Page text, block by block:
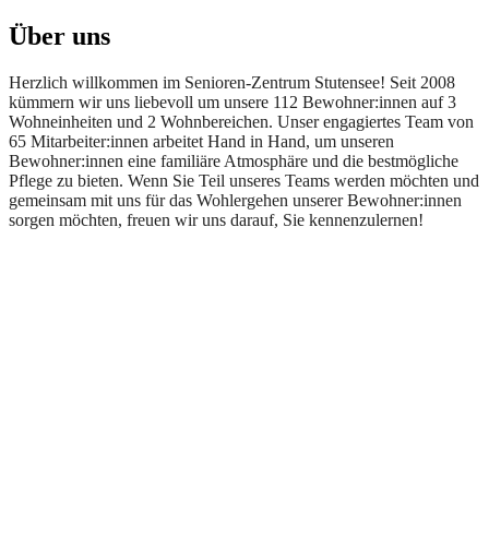
Über uns
Herzlich willkommen im Senioren-Zentrum Stutensee! Seit 2008
kümmern wir uns liebevoll um unsere 112 Bewohner:innen auf 3
Wohneinheiten und 2 Wohnbereichen. Unser engagiertes Team von
65 Mitarbeiter:innen arbeitet Hand in Hand, um unseren
Bewohner:innen eine familiäre Atmosphäre und die bestmögliche
Pflege zu bieten. Wenn Sie Teil unseres Teams werden möchten und
gemeinsam mit uns für das Wohlergehen unserer Bewohner:innen
sorgen möchten, freuen wir uns darauf, Sie kennenzulernen!